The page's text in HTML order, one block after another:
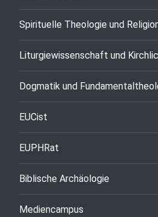
Spirituelle Theologie und
Liturgiewissenschaft und
Dogmatik und
EUCist
EUPHRat
Biblische Archäologie
Mediencampus